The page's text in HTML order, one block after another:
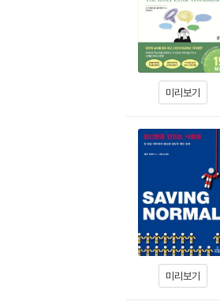
미리보기
미리보기